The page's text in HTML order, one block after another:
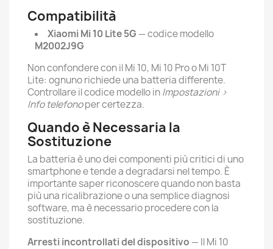
Compatibilità
Xiaomi Mi 10 Lite 5G — codice modello
M2002J9G
Non confondere con il Mi 10, Mi 10 Pro o Mi 10T
Lite: ognuno richiede una batteria differente.
Controllare il codice modello inImpostazioni >
Info telefonoper certezza.
Quando è Necessaria la
Sostituzione
La batteria è uno dei componenti più critici di uno
smartphone e tende a degradarsi nel tempo. È
importante saper riconoscere quando non basta
più una ricalibrazione o una semplice diagnosi
software, ma è necessario procedere con la
sostituzione.
Arresti incontrollati del dispositivo — Il Mi 10